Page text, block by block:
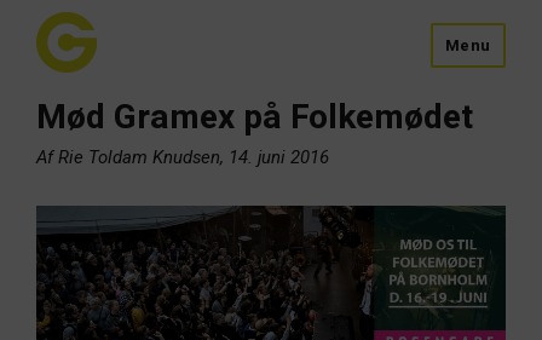
Menu
Mød Gramex på Folkemødet
Af Rie Toldam Knudsen, 14. juni 2016